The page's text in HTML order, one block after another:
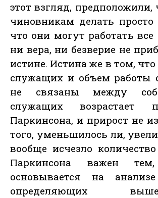
этот взгляд,
чиновникам делать просто
что они могут работать
ни вера, ни безверие не
истине. Истина же в том, что
служащих и объем работы
не связаны между
служащих возрастает
Паркинсона, и прирост не
того, уменьшилось ли,
вообще исчезло
Паркинсона важен
основывается на
определяющих